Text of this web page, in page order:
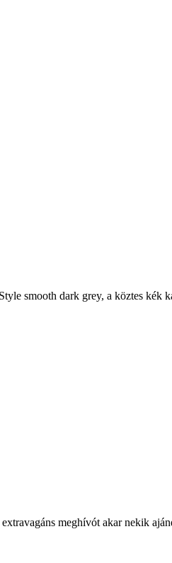
smooth dark grey, a köztes kék
meghívót akar nekik